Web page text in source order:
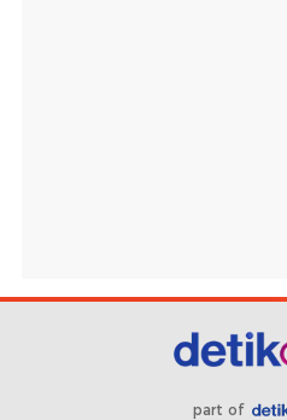
part of